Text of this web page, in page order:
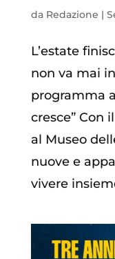
da Redazione |
L’estate
non va mai
programma
cresce” Con
al Museo
nuove e
vivere